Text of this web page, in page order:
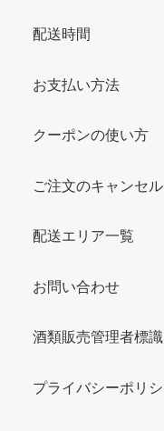
配送時間
お支払い方法
クーポンの使い方
ご注文のキャンセル
配送エリア一覧
お問い合わせ
酒類販売管理者標識
プライバシーポリ